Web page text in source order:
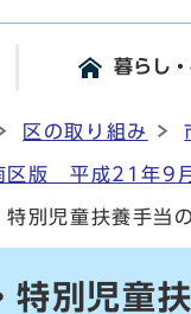
暮らし
区の取り組み
区版 平成21年9
特別児童扶養手
特別児童